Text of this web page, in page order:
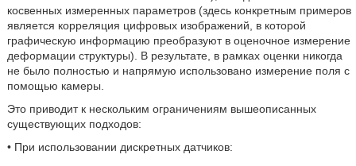
косвенных измеренных параметров (здесь конкретным примеров
является корреляция цифровых изображений, в которой
графическую информацию преобразуют в оценочное измерение
деформации структуры). В результате, в рамках оценки никогда
не было полностью и напрямую использовано измерение поля с
помощью камеры.
Это приводит к нескольким ограничениям вышеописанных
существующих подходов:
• При использовании дискретных датчиков: